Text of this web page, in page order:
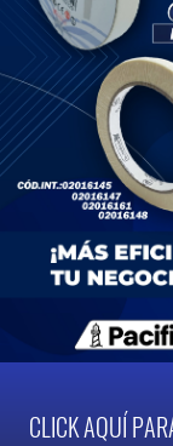
CLICK AQUÍ